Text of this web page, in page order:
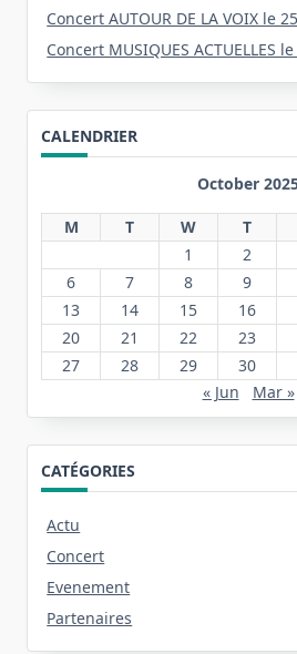
Concert AUTOUR DE LA VOIX le
Concert MUSIQUES ACTUELLES
CALENDRIER
October
M T W T
1
2
6
7 8 9
13
14 15 16
20
21 22 23
27
28 29 30
« Jun
Mar »
CATÉGORIES
Actu
Concert
Evenement
Partenaires